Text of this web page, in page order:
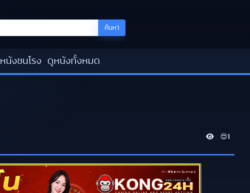
ค้นหา
หนังชนโรง ดูหนังทั้งหมด
V
i
😍1